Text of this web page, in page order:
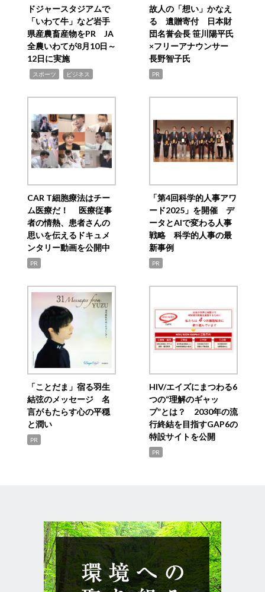
ドジャースタジアムで
「いわて牛」など岩手
県産農畜産物をPR JA
全農いわてが8月10日～
12日に実施
スポーツ ビジネス
故人の「想い」かなえ
る 遺贈寄付 日本財
団名誉会長 笹川陽平氏
×フリーアナウンサー
長野智子氏
PR
CAR T細胞療法はチー
ム医療だ！ 医療従事
者の情熱、患者さんの
思いを伝えるドキュメ
ンタリー動画を公開中
PR
「第4回科学的人事アワ
ード2025」を開催 デ
ータとAIで変わる人事
戦略 科学的人事の最
新事例
PR
「ことだま」宿る羽生
結弦のメッセージ 名
言がもたらす心の平穏
と潤い
PR
HIV/エイズにまつわる6
つの“理解のギャッ
プ”とは？ 2030年の流
行終結を目指すGAP6の
特設サイトを公開
PR